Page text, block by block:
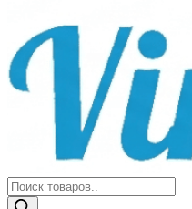
Поиск
товаров